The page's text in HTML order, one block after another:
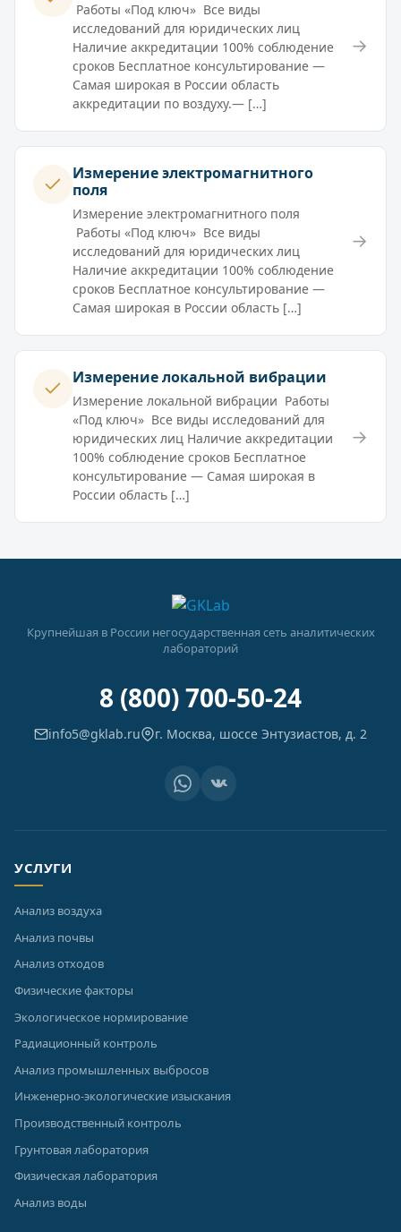
Работы «Под ключ» Все виды
исследований для юридических лиц
Наличие аккредитации 100% соблюдение
сроков Бесплатное консультирование —
Самая широкая в России область
аккредитации по воздуху.— […]
→
Измерение электромагнитного
поля
Измерение электромагнитного поля
Работы «Под ключ» Все виды
исследований для юридических лиц
Наличие аккредитации 100% соблюдение
сроков Бесплатное консультирование —
Самая широкая в России область […]
→
Измерение локальной вибрации
Измерение локальной вибрации Работы
«Под ключ» Все виды исследований для
юридических лиц Наличие аккредитации
100% соблюдение сроков Бесплатное
консультирование — Самая широкая в
России область […]
→
Крупнейшая в России негосударственная сеть аналитических
лабораторий
8 (800) 700-50-24
info5@gklab.ru г. Москва, шоссе Энтузиастов, д. 2
УСЛУГИ
Анализ воздуха
Анализ почвы
Анализ отходов
Физические факторы
Экологическое нормирование
Радиационный контроль
Анализ промышленных выбросов
Инженерно-экологические изыскания
Производственный контроль
Грунтовая лаборатория
Физическая лаборатория
Анализ воды